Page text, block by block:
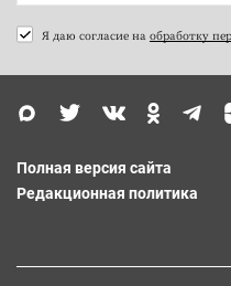
Я даю согласие на обработку
Полная версия сайта
Редакционная политика